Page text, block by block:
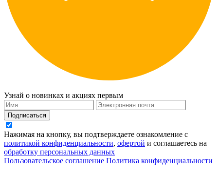
Узнай о новинках и акциях первым
Подписаться
Нажимая на кнопку, вы подтверждаете ознакомление с
политикой конфиденциальности, офертой и соглашаетесь на
обработку персональных данных
Пользовательское соглашение Политика конфиденциальности